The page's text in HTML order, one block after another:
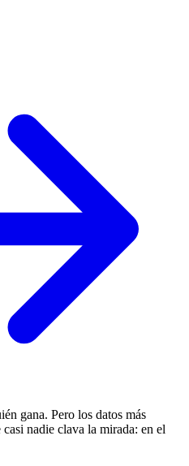
gana. Pero los datos más
nadie clava la mirada: en el